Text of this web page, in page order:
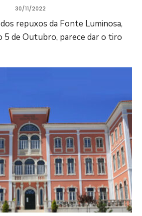
30/11/2022
repuxos da Fonte Luminosa,
5 de Outubro, parece dar o tiro